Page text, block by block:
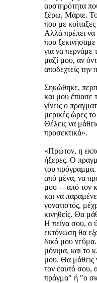
αυστηρότητα
ξέρω, Μάριε.
που με
Αλλά πρέπει να
που ξεκινήσαμε
για να περνάμε
μαζί μου, αν
αποδεχτείς
Σηκώθηκε,
και μου έπιασε
γίνεις ο
μερικές ώρες
Θέλεις να
προσεκτικά».
«Πρώτον, η
ήξερες. Ο
του πρόγραμμα.
από μένα, να
μου —από τον
και να
γονατιστός,
κινηθείς. Θα
Η πείνα σου, ο
εκτόνωση θα
δικό μου
μόνιμα, και το
μου. Θα μάθεις
τον εαυτό σου,
πράγμα" ή "ο